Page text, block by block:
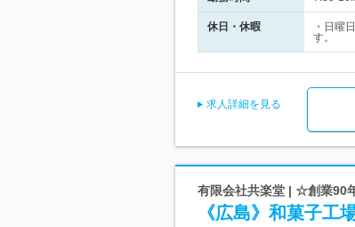
休日・休暇
・日曜
す。
求人詳細を見る
有限会社共楽堂 | ☆創業90
《広島》和菓子